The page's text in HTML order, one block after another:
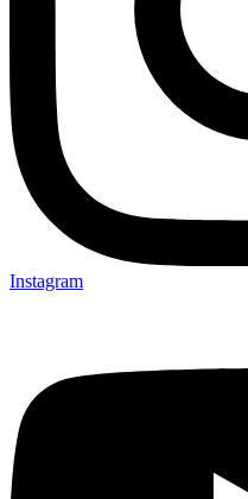
Instagram